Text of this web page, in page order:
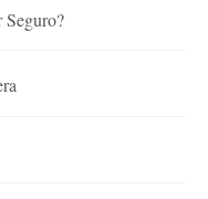
Seguro?